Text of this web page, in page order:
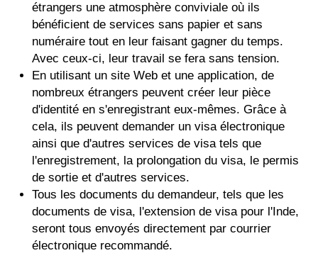
étrangers une atmosphère conviviale où ils
bénéficient de services sans papier et sans
numéraire tout en leur faisant gagner du temps.
Avec ceux-ci, leur travail se fera sans tension.
En utilisant un site Web et une application, de
nombreux étrangers peuvent créer leur pièce
d'identité en s'enregistrant eux-mêmes. Grâce à
cela, ils peuvent demander un visa électronique
ainsi que d'autres services de visa tels que
l'enregistrement, la prolongation du visa, le permis
de sortie et d'autres services.
Tous les documents du demandeur, tels que les
documents de visa, l'extension de visa pour l'Inde,
seront tous envoyés directement par courrier
électronique recommandé.